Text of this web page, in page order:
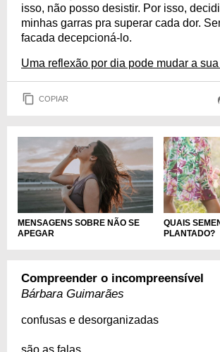
isso, não posso desistir. Por isso,
minhas garras pra superar cada dor.
facada decepcioná-lo.
Uma reflexão por dia pode mudar a
COPIAR
MENSAGENS SOBRE NÃO SE
APEGAR
QUAIS
PLANTADO?
Compreender o incompreensível
Bárbara Guimarães
confusas e desorganizadas
são as falas